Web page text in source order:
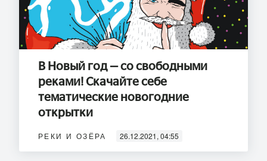
В Новый год — со свободными
реками! Скачайте себе
тематические новогодние
открытки
РЕКИ И ОЗЁРА 26.12.2021, 04:55